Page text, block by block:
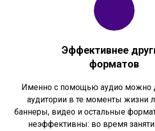
Эффективнее
форматов
Именно с помощью аудио можно
аудитории в те моменты жизни
баннеры, видео и остальные
неэффективны: во время